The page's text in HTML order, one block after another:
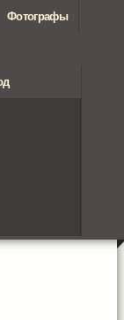
Фотографы